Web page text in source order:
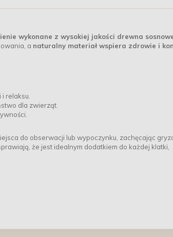
wykonane z wysokiej jakości drewna
a naturalny materiał wspiera zdrowie i
i relaksu.
dla zwierząt.
do obserwacji lub wypoczynku, zachęcając
że jest idealnym dodatkiem do każdej klatki,